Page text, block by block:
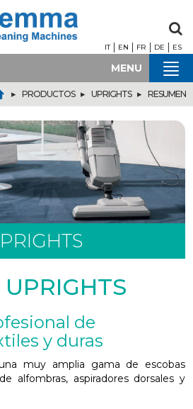
IT EN FR DE ES
MENU
▸ PRODUCTOS▸ UPRIGHTS▸ RESUMEN
de
y duras
muy amplia gama de escobas
alfombras, aspiradores dorsales y